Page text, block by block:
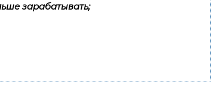
зарабатывать;